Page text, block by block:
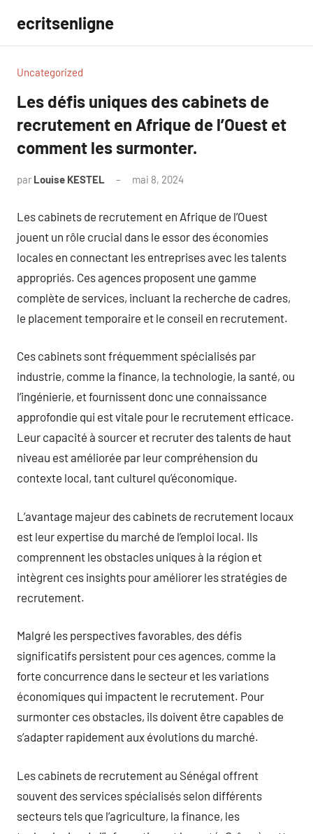
contenu
ecritsenligne
Uncategorized
Les défis uniques des cabinets de
recrutement en Afrique de l’Ouest et
comment les surmonter.
par Louise KESTEL mai 8, 2024
Les cabinets de recrutement en Afrique de l’Ouest
jouent un rôle crucial dans le essor des économies
locales en connectant les entreprises avec les talents
appropriés. Ces agences proposent une gamme
complète de services, incluant la recherche de cadres,
le placement temporaire et le conseil en recrutement.
Ces cabinets sont fréquemment spécialisés par
industrie, comme la finance, la technologie, la santé, ou
l’ingénierie, et fournissent donc une connaissance
approfondie qui est vitale pour le recrutement efficace.
Leur capacité à sourcer et recruter des talents de haut
niveau est améliorée par leur compréhension du
contexte local, tant culturel qu’économique.
L’avantage majeur des cabinets de recrutement locaux
est leur expertise du marché de l’emploi local. Ils
comprennent les obstacles uniques à la région et
intègrent ces insights pour améliorer les stratégies de
recrutement.
Malgré les perspectives favorables, des défis
significatifs persistent pour ces agences, comme la
forte concurrence dans le secteur et les variations
économiques qui impactent le recrutement. Pour
surmonter ces obstacles, ils doivent être capables de
s’adapter rapidement aux évolutions du marché.
Les cabinets de recrutement au Sénégal offrent
souvent des services spécialisés selon différents
secteurs tels que l’agriculture, la finance, les